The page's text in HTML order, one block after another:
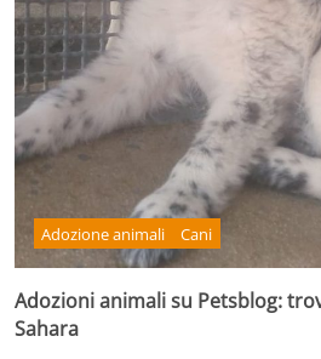
Adozione animali Cani
Adozioni animali su Petsblog:
Sahara